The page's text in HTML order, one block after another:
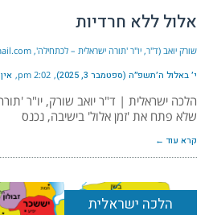
אלול ללא חרדיות
שורק יואב (ד"ר, יו"ר 'תורה ישראלית – לכתחילה', yoav.mr@gmail.com)
י׳ באלול ה׳תשפ״ה (ספטמבר 3, 2025) 2:02 pm
הלכה ישראלית | ד"ר יואב שורק, יו"ר
שלא פתח את 'זמן אלול' בישיבה, נכנס
קרא עוד ←
הלכה ישראלית